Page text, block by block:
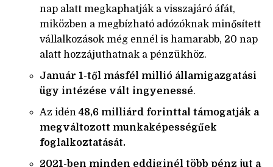
nap alatt megkaphatják a visszajáró áfát,
miközben a megbízható adózóknak minősített
vállalkozások még ennél is hamarabb, 20 nap
alatt hozzájuthatnak a pénzükhöz.
Január 1-től másfél millió államigazgatási
ügy intézése vált ingyenessé.
Az idén48,6 milliárd forinttal támogatják a
megváltozott munkaképességűek
foglalkoztatását.
2021-ben minden eddiginél több pénz jut a